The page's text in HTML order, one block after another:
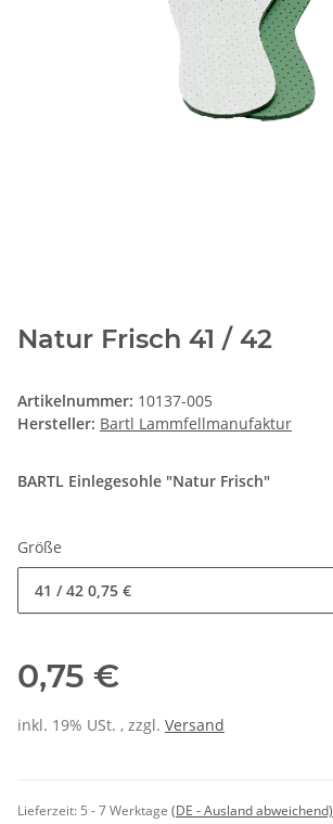
Natur Frisch 41 / 42
Artikelnummer: 10137-005
Hersteller: Bartl Lammfellmanufaktur
BARTL Einlegesohle "Natur Frisch"
Größe
41 / 42 0,75 €
0,75 €
inkl. 19% USt. , zzgl. Versand
Lieferzeit: 5 - 7 Werktage (DE - Ausland abweichend)